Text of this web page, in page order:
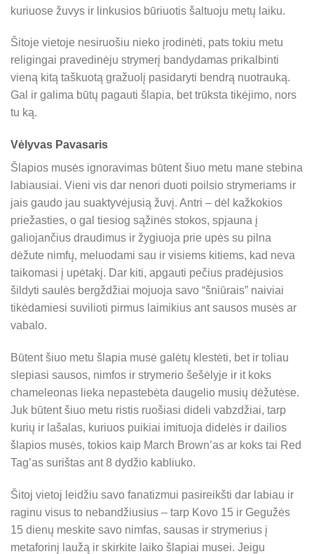
kuriuose žuvys ir linkusios būriuotis šaltuoju metų laiku.
Šitoje vietoje nesiruošiu nieko įrodinėti, pats tokiu metu
religingai pravedinėju strymerį bandydamas prikalbinti
vieną kitą taškuotą gražuolį pasidaryti bendrą nuotrauką.
Gal ir galima būtų pagauti šlapia, bet trūksta tikėjimo, nors
tu ką.
Vėlyvas Pavasaris
Šlapios musės ignoravimas būtent šiuo metu mane stebina
labiausiai. Vieni vis dar nenori duoti poilsio strymeriams ir
jais gaudo jau suaktyvėjusią žuvį. Antri – dėl kažkokios
priežasties, o gal tiesiog sąžinės stokos, spjauna į
galiojančius draudimus ir žygiuoja prie upės su pilna
dėžute nimfų, meluodami sau ir visiems kitiems, kad neva
taikomasi į upėtakį. Dar kiti, apgauti pečius pradėjusios
šildyti saulės bergždžiai mojuoja savo “šniūrais” naiviai
tikėdamiesi suvilioti pirmus laimikius ant sausos musės ar
vabalo.
Būtent šiuo metu šlapia musė galėtų klestėti, bet ir toliau
slepiasi sausos, nimfos ir strymerio šešėlyje ir it koks
chameleonas lieka nepastebėta daugelio musių dėžutėse.
Juk būtent šiuo metu ristis ruošiasi dideli vabzdžiai, tarp
kurių ir lašalas, kuriuos puikiai imituoja didelės ir dailios
šlapios musės, tokios kaip March Brown’as ar koks tai Red
Tag’as surištas ant 8 dydžio kabliuko.
Šitoj vietoj leidžiu savo fanatizmui pasireikšti dar labiau ir
raginu visus to nebandžiusius – tarp Kovo 15 ir Gegužės
15 dienų meskite savo nimfas, sausas ir strymerius į
metaforinį laužą ir skirkite laiko šlapiai musei. Jeigu